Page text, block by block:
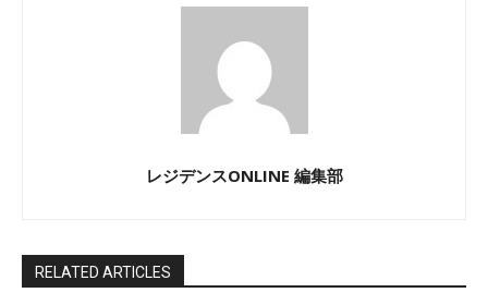
レジデンスONLINE 編集部
RELATED ARTICLES